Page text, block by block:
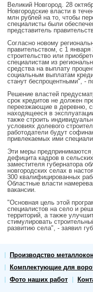
Великий Новгород. 28
Новгородские власти в
млн рублей на то, чтобы
специалисты были
представитель
Согласно новому
правительством, с 1
строительство или
специалистам из
средства на выплату
социальным выплатам
станут беспроцентными", -
Решение властей
срок кредитов не должен
переезжающие в деревню,
находящееся в
также строить
условиях долевого
работодатели будут
привлекаемых ими
Эти меры
дефицита кадров в
заместителя губернатора
новгородских селах в
300 квалифицированных
Областные власти
вакансии.
"Основная цель этой
специалистов на село и
территорий, а также
стимулировать
развитию села", - заявил
Производство
Комплектующие для
Фото наших работ